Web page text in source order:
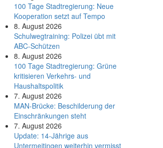
100 Tage Stadtregierung: Neue
Kooperation setzt auf Tempo
8. August 2026
Schul­weg­trai­ning: Poli­zei übt mit
ABC-Schüt­zen
8. August 2026
100 Tage Stadtregierung: Grüne
kritisieren Verkehrs- und
Haushaltspolitik
7. August 2026
MAN-Brücke: Beschilderung der
Einschränkungen steht
7. August 2026
Update: 14-Jährige aus
Untermeitingen weiterhin vermisst